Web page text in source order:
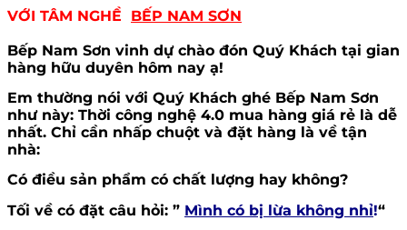
VỚI TÂM NGHỀ BẾP NAM SƠN
Bếp Nam Sơn vinh dự chào đón Quý Khách tại gian
hàng hữu duyên hôm nay ạ!
Em thường nói với Quý Khách ghé Bếp Nam Sơn
như này: Thời công nghệ 4.0 mua hàng giá rẻ là dễ
nhất. Chỉ cần nhấp chuột và đặt hàng là về tận
nhà:
Có điều sản phẩm có chất lượng hay không?
Tối về có đặt câu hỏi: ” Mình có bị lừa không nhỉ!“